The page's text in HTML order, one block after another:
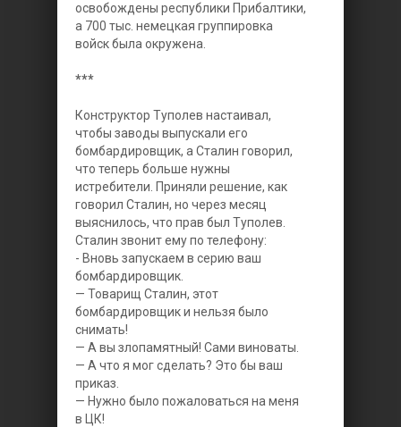
освобождены республики Прибалтики,
а 700 тыс. немецкая группировка
войск была окружена.
***
Конструктор Туполев настаивал,
чтобы заводы выпускали его
бомбардировщик, а Сталин говорил,
что теперь больше нужны
истребители. Приняли решение, как
говорил Сталин, но через месяц
выяснилось, что прав был Туполев.
Сталин звонит ему по телефону:
- Вновь запускаем в серию ваш
бомбардировщик.
— Товарищ Сталин, этот
бомбардировщик и нельзя было
снимать!
— А вы злопамятный! Сами виноваты.
— А что я мог сделать? Это бы ваш
приказ.
— Нужно было пожаловаться на меня
в ЦК!